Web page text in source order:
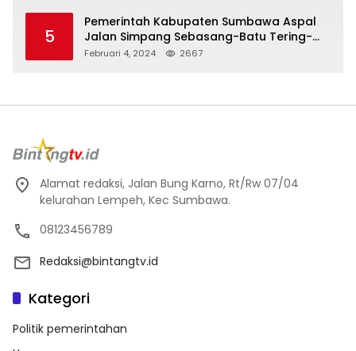
5
Pemerintah Kabupaten Sumbawa Aspal
Jalan Simpang Sebasang-Batu Tering-
Lito
Februari 4, 2024 2667
Alamat redaksi, Jalan Bung Karno, Rt/Rw 07/04
kelurahan Lempeh, Kec Sumbawa.
08123456789
Redaksi@bintangtv.id
Kategori
Politik pemerintahan